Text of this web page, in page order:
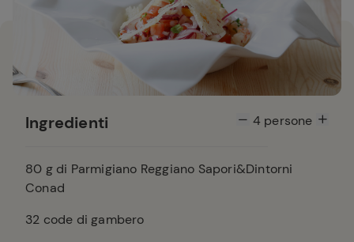
Ingredienti 4persone
80 g di Parmigiano Reggiano Sapori&Dintorni
Conad
32 code di gambero